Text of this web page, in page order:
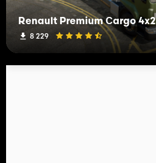
Renault Premium Сargo 4x2
8 229